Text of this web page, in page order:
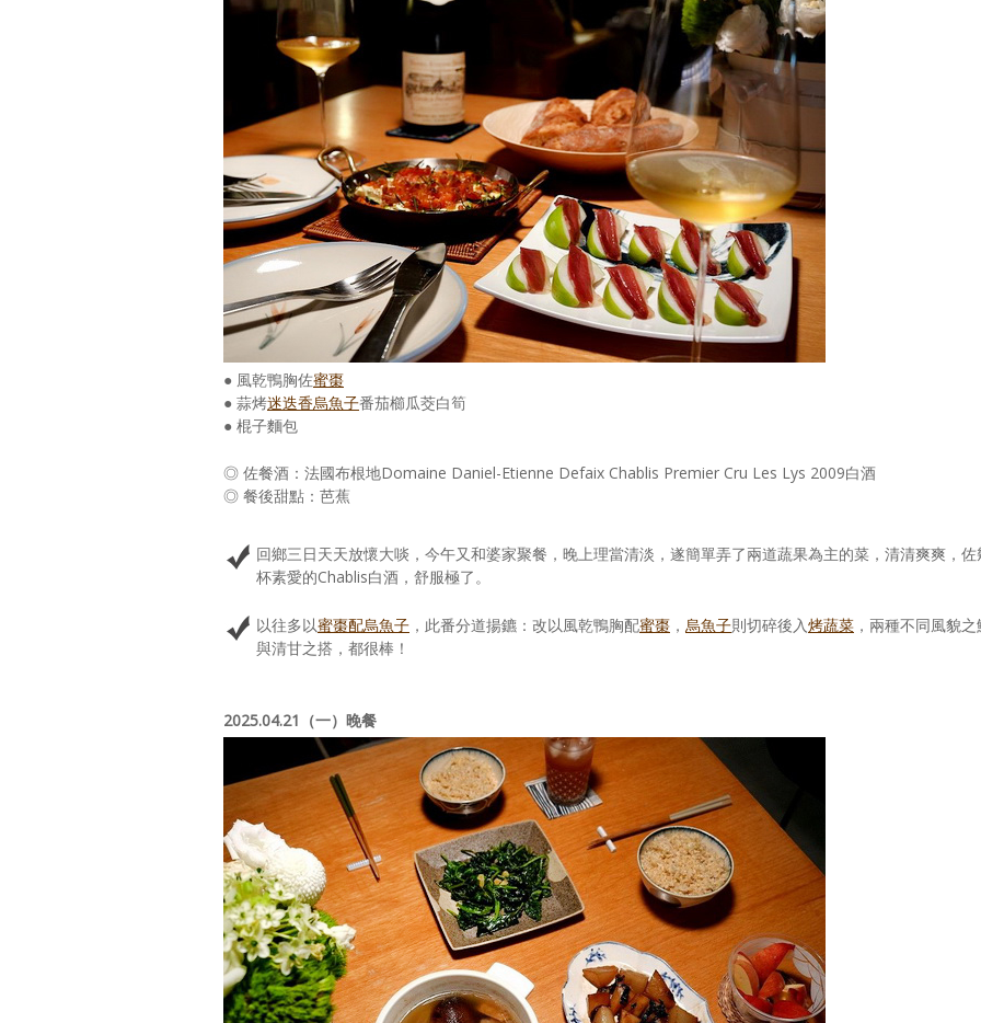
● 風乾鴨胸佐蜜棗
● 蒜烤迷迭香烏魚子番茄櫛瓜茭白筍
● 棍子麵包
◎ 佐餐酒：法國布根地Domaine Daniel-Etienne Defaix Chablis Premier Cru Les Lys 2009白酒
◎ 餐後甜點：芭蕉
回鄉三日天天放懷大啖，今午又和婆家聚餐，晚上理當清淡，遂簡單弄了兩道蔬果為主的菜，清清爽爽，佐
杯素愛的Chablis白酒，舒服極了。
以往多以蜜棗配烏魚子 ，此番分道揚鑣：改以風乾鴨胸配蜜棗 ， 烏魚子則切碎後入烤蔬菜 ，兩種不同風貌之
與清甘之搭，都很棒！
2025.04.21（一）晚餐